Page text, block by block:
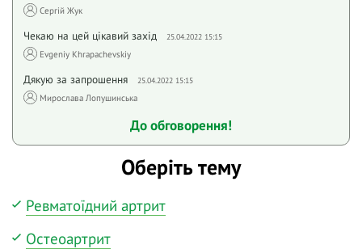
Сергій Жук
Чекаю на цей цікавий захід 25.04.2022 15:15
Evgeniy Khrapachevskiy
Дякую за запрошення 25.04.2022 15:15
Мирослава Лопушинська
До обговорення!
Оберіть тему
Ревматоїдний артрит
Остеоартрит